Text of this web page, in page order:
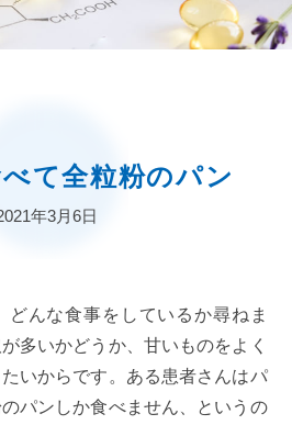
て全粒粉のパン
年3月6日
どんな食事をしているか尋ねま
多いかどうか、甘いものをよく
いからです。ある患者さんはパ
パンしか食べません、というの